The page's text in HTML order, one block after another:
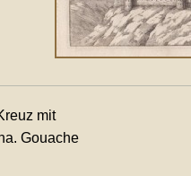
mit
Gouache